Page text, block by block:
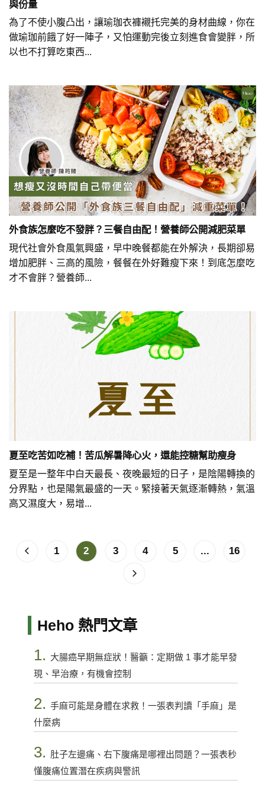
與份量
為了不使小腹凸出，讓瑜珈衣褲襯托完美的身材曲線，你在
做瑜珈前餓了好一陣子，又怕運動完後立刻進食會變胖，所
以也不打算吃東西...
外食族怎麼吃不發胖？三餐自由配！營養師公開減肥菜單
現代社會外食風氣興盛，早中晚餐都能在外解決，長期卻易
增加肥胖、三高的風險，餐餐在外好難瘦下來！到底怎麼吃
才不會胖？營養師...
夏至吃苦如吃補！苦瓜解暑降心火，還能控糖幫助瘦身
夏至是一整年中白天最長、夜晚最短的日子，是陰陽轉換的
分界點，也是陽氣最盛的一天。緊接著天氣逐漸轉熱，氣溫
高又濕度大，易增...
1 2 3 4 5 ... 16
Heho 熱門文章
1. 大腸癌早期無症狀！醫籲：定期做 1 事才能早發
現、早治療，有機會控制
2. 手麻可能是身體在求救！一張表判讀「手麻」是
什麼病
3. 肚子左邊痛、右下腹痛是哪裡出問題？一張表秒
懂腹痛位置潛在疾病與警訊